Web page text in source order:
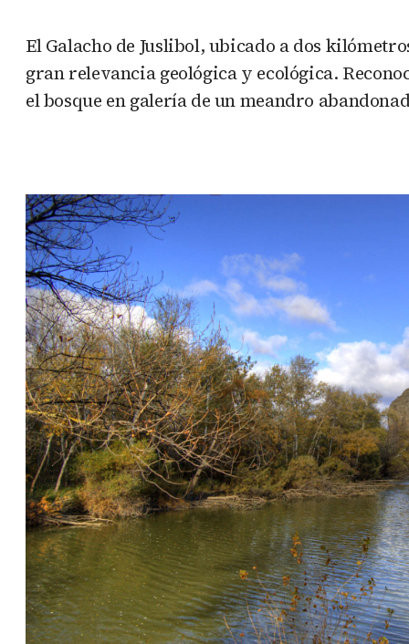
El Galacho de Juslibol, ubicado a dos
gran relevancia geológica y ecológica.
el bosque en galería de un meandro